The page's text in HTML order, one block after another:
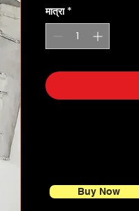
Buy Now
मात्रा *